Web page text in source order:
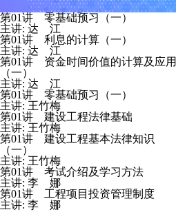
第01讲 零基础预习（一）
主讲: 达 江
第01讲 利息的计算（一）
主讲: 达 江
第01讲 资金时间价值的计算及应用
（一）
主讲: 达 江
第01讲 零基础预习（一）
主讲: 王竹梅
第01讲 建设工程法律基础
主讲: 王竹梅
第01讲 建设工程基本法律知识
（一）
主讲: 王竹梅
第01讲 考试介绍及学习方法
主讲: 李 娜
第01讲 工程项目投资管理制度
主讲: 李 娜